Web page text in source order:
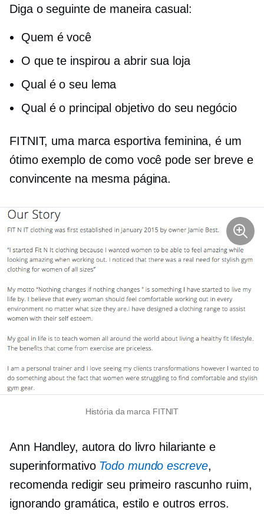
Diga o seguinte de maneira casual:
Quem é você
O que te inspirou a abrir sua loja
Qual é o seu lema
Qual é o principal objetivo do seu negócio
FITNIT, uma marca esportiva feminina, é um
ótimo exemplo de como você pode ser breve e
convincente na mesma página.
História da marca FITNIT
Ann Handley, autora do livro hilariante e
superinformativo Todo mundo escreve,
recomenda redigir seu primeiro rascunho ruim,
ignorando gramática, estilo e outros erros.